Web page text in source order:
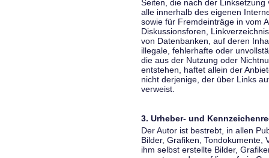
Seiten, die nach der
alle innerhalb des eigenen
sowie für Fremdeinträge in vom
Diskussionsforen,
von Datenbanken, auf deren
illegale, fehlerhafte oder
die aus der Nutzung oder
entstehen, haftet allein der
nicht derjenige, der über Links
verweist.
3. Urheber- und
Der Autor ist bestrebt, in allen
Bilder, Grafiken, Tondokumente,
ihm selbst erstellte Bilder,